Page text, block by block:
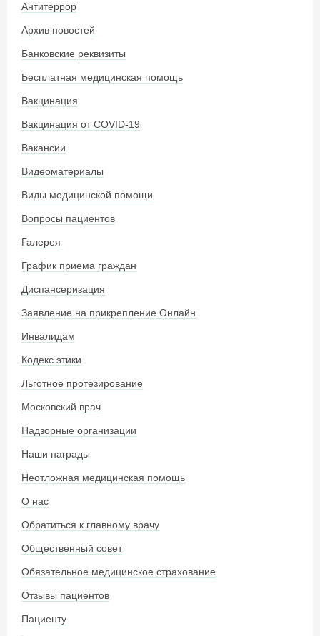
Антитеррор
Архив новостей
Банковские реквизиты
Бесплатная медицинская помощь
Вакцинация
Вакцинация от COVID-19
Вакансии
Видеоматериалы
Виды медицинской помощи
Вопросы пациентов
Галерея
График приема граждан
Диспансеризация
Заявление на прикрепление Онлайн
Инвалидам
Кодекс этики
Льготное протезирование
Московский врач
Надзорные организации
Наши награды
Неотложная медицинская помощь
О нас
Обратиться к главному врачу
Общественный совет
Обязательное медицинское страхование
Отзывы пациентов
Пациенту